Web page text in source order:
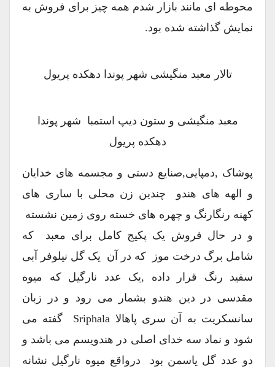
محوطه ای مانند بازار شدم همه چیز برای فروش به
نمایش گذاشته شده بود.
تالار معبد منگیشی شهر پوندا دهکده پریول
معبد منگیشی و ستون دیپ استمبا شهر پوندا
دهکده پریول
پوشاک ,دمپایی,صنایع دستی و مجسمه های خدایان
و الهه های هندو چندین زن محلی با ساری های
کهنه رنگارنگ و چهره های خسته روی زمین نشسته
و در حال فروش یک پکیج کامل برای معبد که
شامل برگ درخت موز که در آن یک گل نیلوفر آبی
سفید رنگ قرار داده ,یک عدد نارگیل که میوه
مقدسی در دین هندو بشمار می رود و در زبان
سانسکریت به آن سری پاهالا Sriphala گفته می
شود و نماد سه خدای اصلی در هندویسم می باشد و
دو عدد گل یاسمن بود درواقع میوه نارگیل نشانه